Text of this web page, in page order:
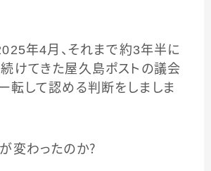
年4月、それまで約3年半に
けてきた屋久島ポストの議会
転して認める判断をしましま
変わったのか？